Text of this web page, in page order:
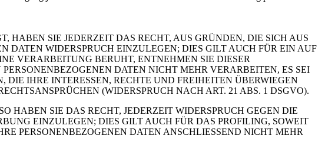
HABEN SIE JEDERZEIT DAS RECHT, AUS GRÜNDEN, DIE SICH AUS
DATEN WIDERSPRUCH EINZULEGEN; DIES GILT AUCH FÜR EIN AUF
VERARBEITUNG BERUHT, ENTNEHMEN SIE DIESER
DATEN NICHT MEHR VERARBEITEN, ES SEI
IHRE INTERESSEN, RECHTE UND FREIHEITEN ÜBERWIEGEN
(WIDERSPRUCH NACH ART. 21 ABS. 1 DSGVO).
HABEN SIE DAS RECHT, JEDERZEIT WIDERSPRUCH GEGEN DIE
EINZULEGEN; DIES GILT AUCH FÜR DAS PROFILING, SOWEIT
PERSONENBEZOGENEN DATEN ANSCHLIESSEND NICHT MEHR